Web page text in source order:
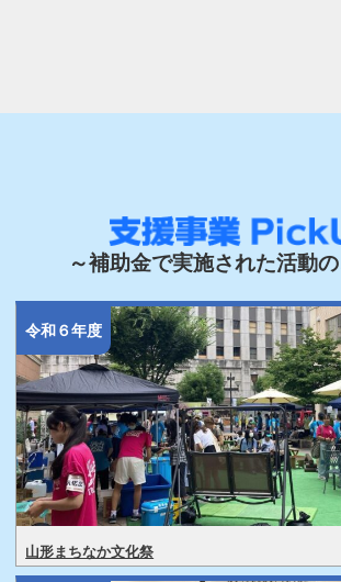
～補助金で実施された活動
令和６年度
山形まちなか文化祭